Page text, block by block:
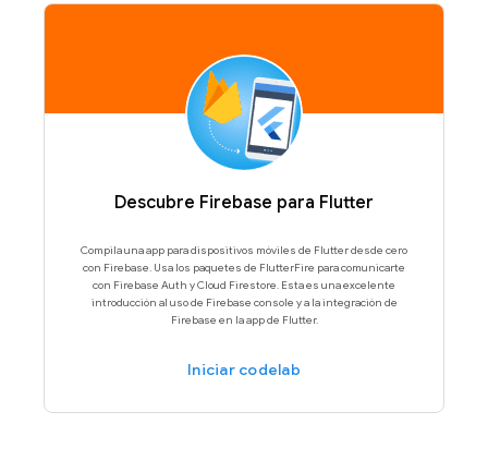
Descubre Firebase para Flutter
Compila una app para dispositivos móviles de Flutter desde cero
con Firebase. Usa los paquetes de FlutterFire para comunicarte
con Firebase Auth y Cloud Firestore. Esta es una excelente
introducción al uso de Firebase console y a la integración de
Firebase en la app de Flutter.
Iniciar codelab